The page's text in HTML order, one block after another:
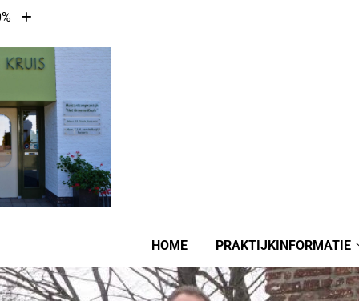
Tekst
met
10%
HOME
PRAKTIJKINFORMATIE